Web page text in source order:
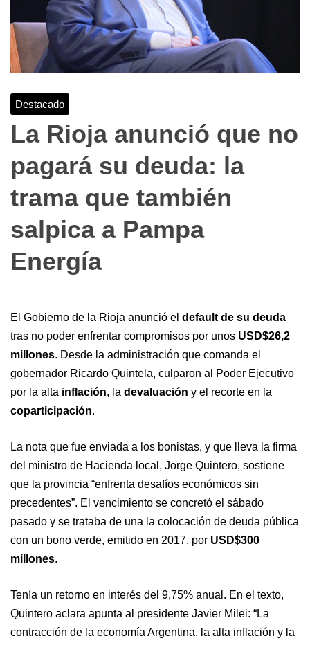
Destacado
La Rioja anunció que no
pagará su deuda: la
trama que también
salpica a Pampa
Energía
El Gobierno de la Rioja anunció el default de su deuda
tras no poder enfrentar compromisos por unos USD$26,2
millones. Desde la administración que comanda el
gobernador Ricardo Quintela, culparon al Poder Ejecutivo
por la alta inflación, la devaluación y el recorte en la
coparticipación.
La nota que fue enviada a los bonistas, y que lleva la firma
del ministro de Hacienda local, Jorge Quintero, sostiene
que la provincia “enfrenta desafíos económicos sin
precedentes”. El vencimiento se concretó el sábado
pasado y se trataba de una la colocación de deuda pública
con un bono verde, emitido en 2017, por USD$300
millones.
Tenía un retorno en interés del 9,75% anual. En el texto,
Quintero aclara apunta al presidente Javier Milei: “La
contracción de la economía Argentina, la alta inflación y la